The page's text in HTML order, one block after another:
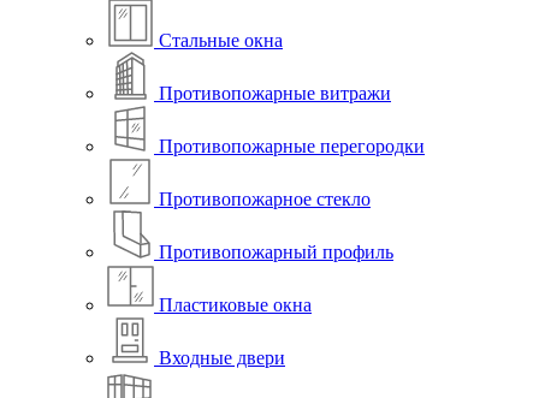
Стальные окна
Противопожарные витражи
Противопожарные перегородки
Противопожарное стекло
Противопожарный профиль
Пластиковые окна
Входные двери